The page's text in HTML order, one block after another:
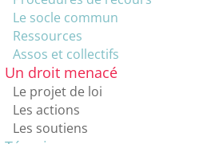
Le socle commun
Ressources
Assos et collectifs
Un droit menacé
Le projet de loi
Les actions
Les soutiens